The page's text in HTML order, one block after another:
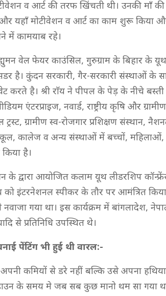
व आर्ट की तरफ खिंचती थी। उनकी माँ
यहाँ मोटीवेशन व आर्ट का काम शुरू किया
में कामयाब रहे।
वेल फेयर काउंसिल, गुरुग्राम के बिहार के यूथ
है। कुंदन सरकारी, गैर-सरकारी संस्थाओं के
करते है। श्री राॅय ने पीपल के पेड़ के नीचे बस्ती
एंटरप्राइज, नवार्ड, राष्ट्रीय कृषि और
ग्रामीण स्व-रोजगार प्रशिक्षण संस्थान,
कालेज व अन्य संस्थाओं में बच्चों,
है।
के द्वारा आयोजित कलाम यूथ लीडरशिप
को इंटरनेशनल स्पीकर के तौर पर आमंत्रित
नवाजा गया था। इस कार्यक्रम में बांगलादेश,
से प्रतिनिधि उपस्थित थे।
पेंटिंग भी हुई थी वारल:-
कमियों से डरे नहीं बल्कि उसे अपना
के समय मे जब सब कुछ मानो थम सा गया